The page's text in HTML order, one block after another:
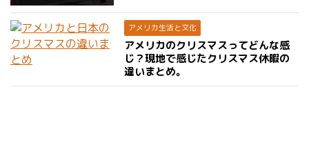
アメリカ生活と文化
アメリカのクリスマスってどんな感
じ？現地で感じたクリスマス休暇の
違いまとめ。